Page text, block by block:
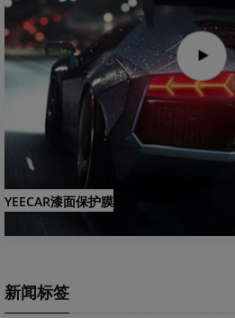
YEECAR漆面保护膜
新闻标签